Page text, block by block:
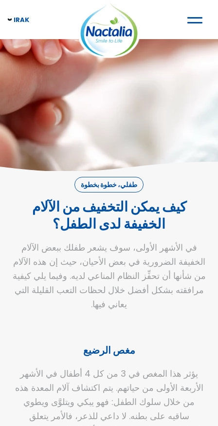
IRAK
طفلي، خطوة بخطوة
كيف يمكن التخفيف من الآلام
الخفيفة لدى الطفل؟
في الأشهر الأولى، سوف يشعر طفلك ببعض الآلام
الخفيفة الضرورية في بعض الأحيان، حيث إن هذه الآلام
من شأنها أن تحفِّز النظام المناعي لديه. وفيما يلي كيفية
مرافقته بشكل أفضل خلال لحظات التعب القليلة التي
يعاني فيها.
مغص الرضيع
يؤثر هذا المغص في 3 من كل 4 أطفال في الأشهر
الأربعة الأولى من حياتهم. يتم اكتشاف آلام المعدة هذه
من خلال سلوك الطفل: فهو يبكي ويتلوَّى ويطوي
ساقيه على بطنه. لا داعي للذعر، فالأمر يتعلق